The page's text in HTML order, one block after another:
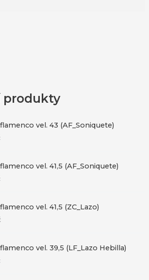
produkty
vel. 43 (AF_Soniquete)
vel. 41,5 (AF_Soniquete)
vel. 41,5 (ZC_Lazo)
vel. 39,5 (LF_Lazo Hebilla)